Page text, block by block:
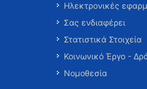
Ηλεκτρονικές
Σας ενδιαφέρει
Στατιστικά Στοιχεία
Κοινωνικό Έργο -
Νομοθεσία